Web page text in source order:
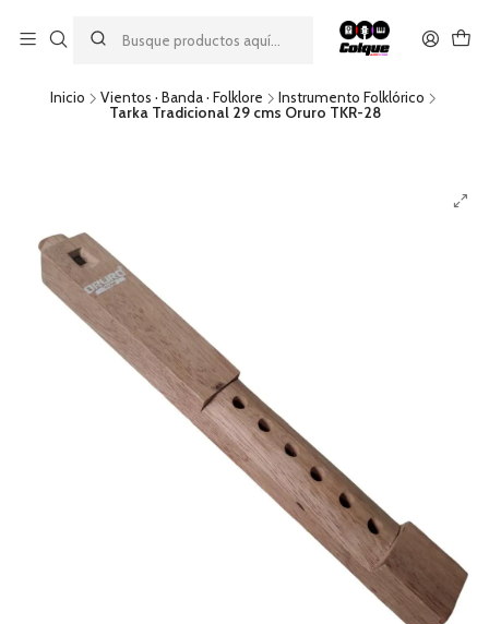
descuento por pago con transferencia bancaria
por una compra mínima de $49.990. Este descuento no es
acumulable a otras promociones ni aplicable a gastos de envío.
Inicio Vientos · Banda · Folklore
Instrumento Folklórico
Tarka Tradicional 29 cms Oruro TKR-28